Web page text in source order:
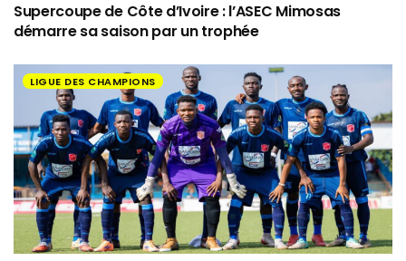
Supercoupe de Côte d’Ivoire : l’ASEC Mimosas
démarre sa saison par un trophée
LIGUE DES CHAMPIONS